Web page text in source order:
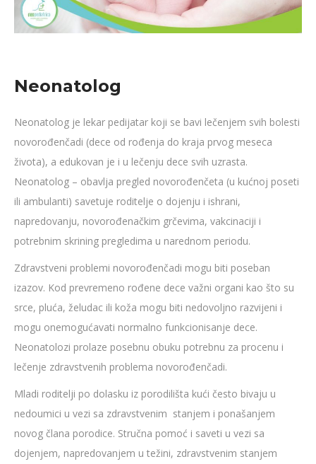
Neonatolog
Neonatolog je lekar pedijatar koji se bavi lečenjem svih bolesti
novorođenčadi (dece od rođenja do kraja prvog meseca
života), a edukovan je i u lečenju dece svih uzrasta.
Neonatolog – obavlja pregled novorođenčeta (u kućnoj poseti
ili ambulanti) savetuje roditelje o dojenju i ishrani,
napredovanju, novorođenačkim grčevima, vakcinaciji i
potrebnim skrining pregledima u narednom periodu.
Zdravstveni problemi novorođenčadi mogu biti poseban
izazov. Kod prevremeno rođene dece važni organi kao što su
srce, pluća, želudac ili koža mogu biti nedovoljno razvijeni i
mogu onemogućavati normalno funkcionisanje dece.
Neonatolozi prolaze posebnu obuku potrebnu za procenu i
lečenje zdravstvenih problema novorođenčadi.
Mladi roditelji po dolasku iz porodilišta kući često bivaju u
nedoumici u vezi sa zdravstvenim stanjem i ponašanjem
novog člana porodice. Stručna pomoć i saveti u vezi sa
dojenjem, napredovanjem u težini, zdravstvenim stanjem